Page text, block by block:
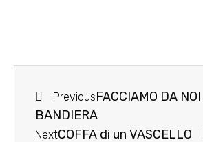
PreviousFACCIAMO DA
BANDIERA
NextCOFFA di un VASCELLO